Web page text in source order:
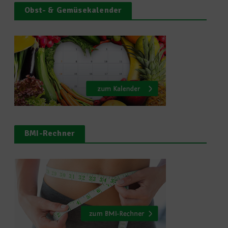
Obst- & Gemüsekalender
BMI-Rechner